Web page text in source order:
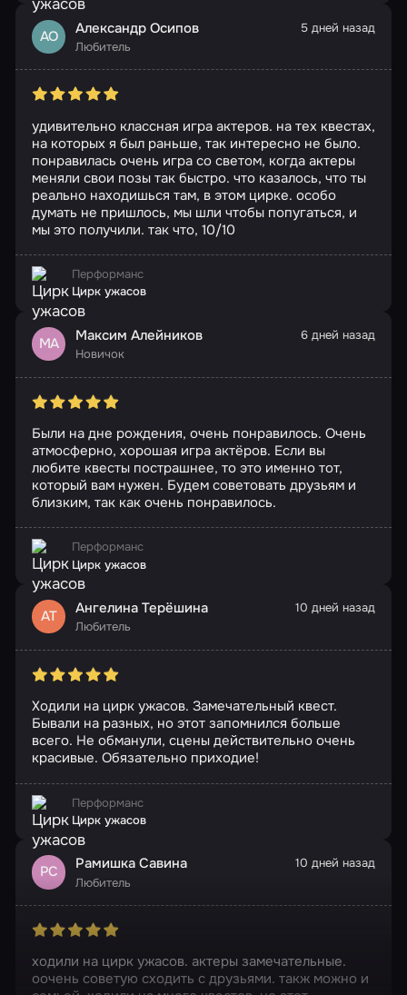
АО Александр Осипов
Любитель
5 дней назад
удивительно классная игра актеров. на тех квестах,
на которых я был раньше, так интересно не было.
понравилась очень игра со светом, когда актеры
меняли свои позы так быстро. что казалось, что ты
реально находишься там, в этом цирке. особо
думать не пришлось, мы шли чтобы попугаться, и
мы это получили. так что, 10/10
Перформанс
Цирк ужасов
МА Максим Алейников
Новичок
6 дней назад
Были на дне рождения, очень понравилось. Очень
атмосферно, хорошая игра актёров. Если вы
любите квесты пострашнее, то это именно тот,
который вам нужен. Будем советовать друзьям и
близким, так как очень понравилось.
Перформанс
Цирк ужасов
АТ Ангелина Терёшина
Любитель
10 дней назад
Ходили на цирк ужасов. Замечательный квест.
Бывали на разных, но этот запомнился больше
всего. Не обманули, сцены действительно очень
красивые. Обязательно приходие!
Перформанс
Цирк ужасов
РС Рамишка Савина
Любитель
10 дней назад
ходили на цирк ужасов. актеры замечательные.
оочень советую сходить с друзьями. такж можно и